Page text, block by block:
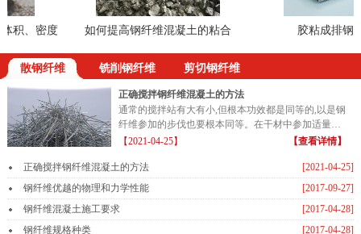
、密度 如何提高钢纤维混凝土的粘合 胶粘成排钢纤维
散钢纤维 铣削钢纤维 剪切钢纤维
正确搅拌钢纤维混凝土的方法
通常的搅拌站有大有小,但根本功效都是同等的,以是钢
纤维参加的步伐也要根本同等。在干材中参加适量的
钢纤维...
【2021-04-25】 【查看详情】
[2021-04-25]
正确搅拌钢纤维混凝土的方法
[2017-09-27]
钢纤维优越的物理和力学性能
[2017-04-28]
钢纤维混凝土施工要求
[2017-04-28]
钢纤维规格种类